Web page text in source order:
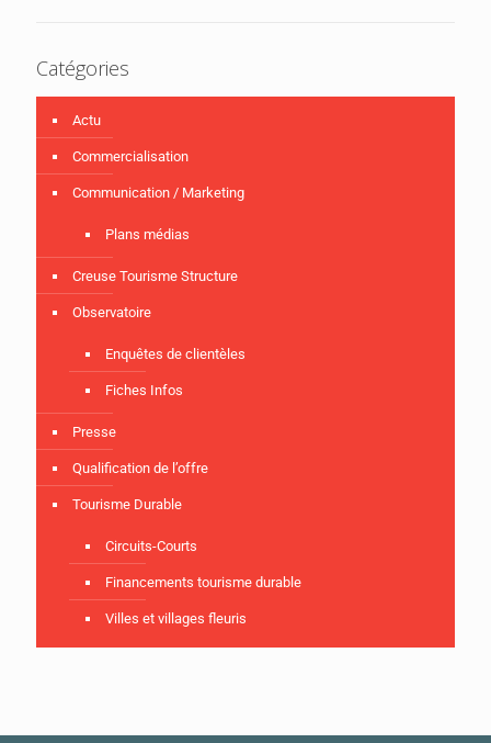
Catégories
Actu
Commercialisation
Communication / Marketing
Plans médias
Creuse Tourisme Structure
Observatoire
Enquêtes de clientèles
Fiches Infos
Presse
Qualification de l’offre
Tourisme Durable
Circuits-Courts
Financements tourisme durable
Villes et villages fleuris